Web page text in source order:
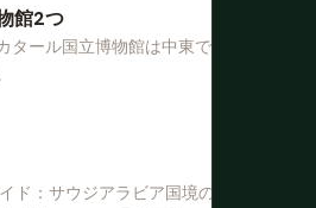
館2つ
タール国立博物館は中東で最高
ド：サウジアラビア国境の砂漠